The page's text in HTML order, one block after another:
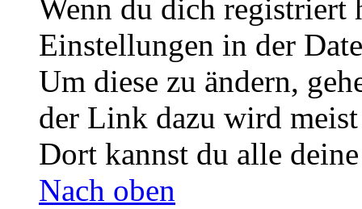
Wenn du dich registriert
Einstellungen in der
Um diese zu ändern,
der Link dazu wird
Dort kannst du alle
Nach oben